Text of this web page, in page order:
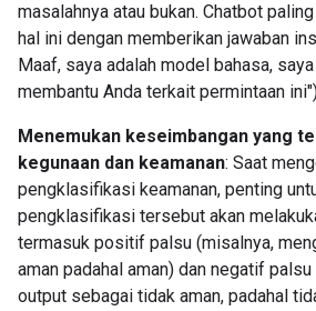
masalahnya atau bukan. Chatbot
hal ini dengan memberikan jawaban
Maaf, saya adalah model bahasa,
membantu Anda terkait permintaan
Menemukan keseimbangan yang
kegunaan dan keamanan: Saat
pengklasifikasi keamanan, penting
pengklasifikasi tersebut akan
termasuk positif palsu (misalnya,
aman padahal aman) dan negatif
output sebagai tidak aman, padahal